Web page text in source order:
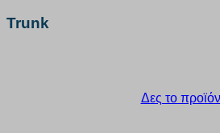
Trunk
Δες το προϊόν